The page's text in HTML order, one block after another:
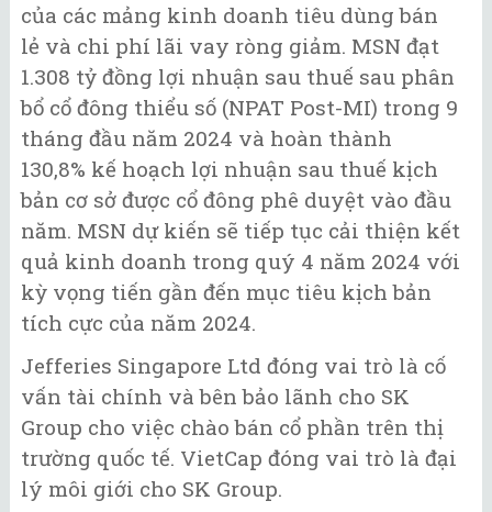
của các mảng kinh doanh tiêu dùng bán
lẻ và chi phí lãi vay ròng giảm. MSN đạt
1.308 tỷ đồng lợi nhuận sau thuế sau phân
bổ cổ đông thiểu số (NPAT Post-MI) trong 9
tháng đầu năm 2024 và hoàn thành
130,8% kế hoạch lợi nhuận sau thuế kịch
bản cơ sở được cổ đông phê duyệt vào đầu
năm. MSN dự kiến ​​sẽ tiếp tục cải thiện kết
quả kinh doanh trong quý 4 năm 2024 với
kỳ vọng tiến gần đến mục tiêu kịch bản
tích cực của năm 2024.
Jefferies Singapore Ltd đóng vai trò là cố
vấn tài chính và bên bảo lãnh cho SK
Group cho việc chào bán cổ phần trên thị
trường quốc tế. VietCap đóng vai trò là đại
lý môi giới cho SK Group.